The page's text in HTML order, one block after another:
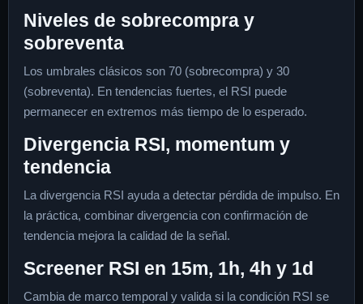
Niveles de sobrecompra y
sobreventa
Los umbrales clásicos son 70 (sobrecompra) y 30
(sobreventa). En tendencias fuertes, el RSI puede
permanecer en extremos más tiempo de lo esperado.
Divergencia RSI, momentum y
tendencia
La divergencia RSI ayuda a detectar pérdida de impulso. En
la práctica, combinar divergencia con confirmación de
tendencia mejora la calidad de la señal.
Screener RSI en 15m, 1h, 4h y 1d
Cambia de marco temporal y valida si la condición RSI se